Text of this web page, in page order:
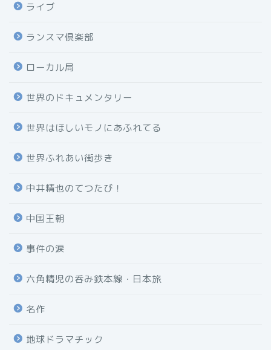
ライブ
ランスマ倶楽部
ローカル局
世界のドキュメンタリー
世界はほしいモノにあふれてる
世界ふれあい街歩き
中井精也のてつたび！
中国王朝
事件の涙
六角精児の呑み鉄本線・日本旅
名作
地球ドラマチック